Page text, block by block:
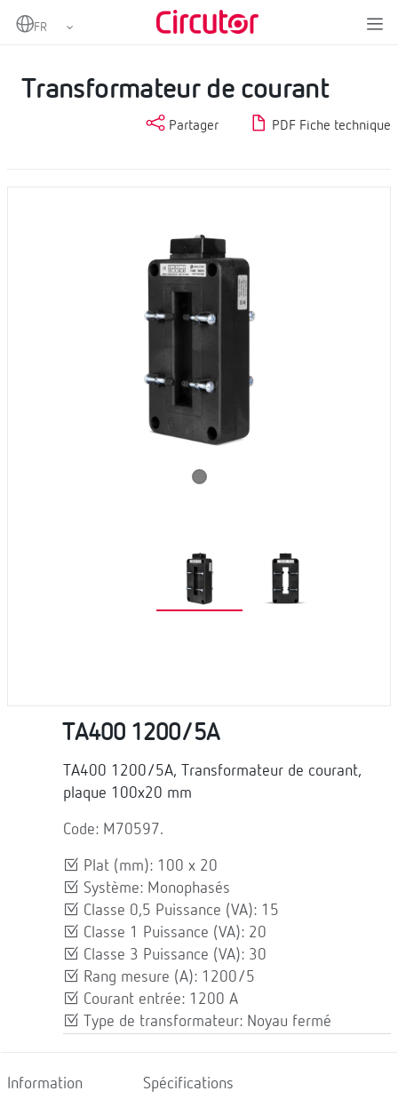
Home
Transformateurs de courant et shunts
Transformateur de courant
Partager PDF Fiche technique
TA400 1200/5A
TA400 1200/5A, Transformateur de courant,
plaque 100x20 mm
Code: M70597.
Plat (mm): 100 x 20
Système: Monophasés
Classe 0,5 Puissance (VA): 15
Classe 1 Puissance (VA): 20
Classe 3 Puissance (VA): 30
Rang mesure (A): 1200/5
Courant entrée: 1200 A
Type de transformateur: Noyau fermé
Information Spécifications